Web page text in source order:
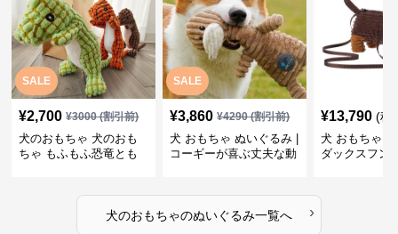
SALE
¥2,700 ¥3000(割引前)
犬のおもちゃ 犬のおも
ちゃ もふもふ恐竜とも
SALE
¥3,860 ¥4290(割引前)
犬 おもちゃ ぬいぐるみ |
コーギーが喜ぶ丈夫な動
¥13,790 (税
犬 おもちゃ
ダックスフン
犬のおもちゃのぬいぐるみ一覧へ ›